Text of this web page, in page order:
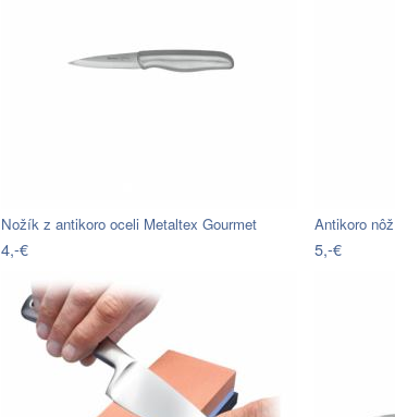
Nožík z antikoro oceli Metaltex Gourmet
4,-€
Antikoro
5,-€